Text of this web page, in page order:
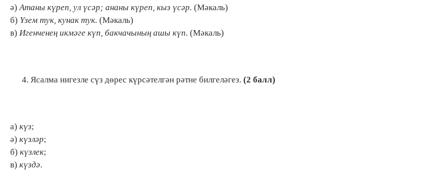
ә) Атаны күреп, ул үсәр; ананы күреп, кыз үсәр. (Мәкаль)
б) Үзем тук, кунак тук. (Мәкаль)
в) Игенченең икмәге күп, бакчачының ашы күп. (Мәкаль)
Ясалма нигезле сүз дөрес күрсәтелгән рәтне билгеләгез. (2 балл)
а) күз;
ә) күзләр;
б) күзлек;
в) күздә.